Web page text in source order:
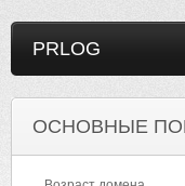
PRLOG
ОСНОВНЫЕ